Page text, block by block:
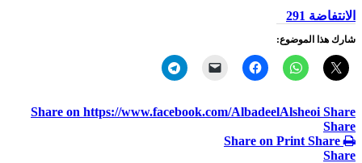
الانتفاضة 291
شارك هذا الموضوع:
Share on https://www.facebook.com/AlbadeelAlsheoi Share
Share
Share on Print Share
Share